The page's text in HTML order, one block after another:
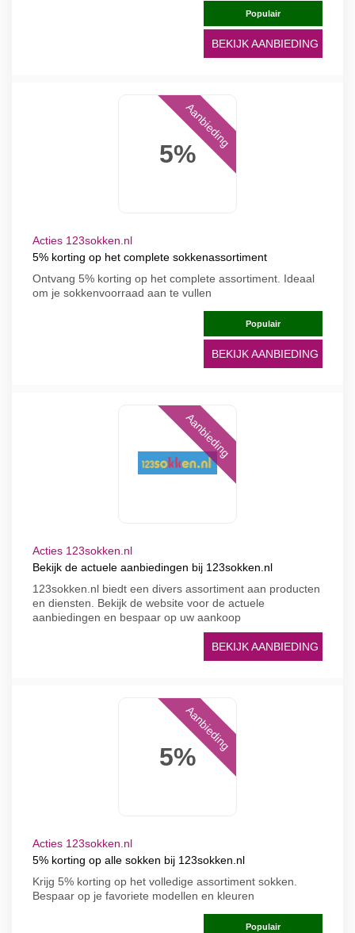
Populair
BEKIJK AANBIEDING
5%
Aanbieding
Acties 123sokken.nl
5% korting op het complete sokkenassortiment
Ontvang 5% korting op het complete assortiment. Ideaal
om je sokkenvoorraad aan te vullen
Populair
BEKIJK AANBIEDING
Aanbieding
Acties 123sokken.nl
Bekijk de actuele aanbiedingen bij 123sokken.nl
123sokken.nl biedt een divers assortiment aan producten
en diensten. Bekijk de website voor de actuele
aanbiedingen en bespaar op uw aankoop
BEKIJK AANBIEDING
5%
Aanbieding
Acties 123sokken.nl
5% korting op alle sokken bij 123sokken.nl
Krijg 5% korting op het volledige assortiment sokken.
Bespaar op je favoriete modellen en kleuren
Populair